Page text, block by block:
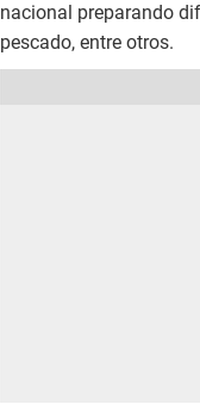
nacional preparando
pescado, entre otros.